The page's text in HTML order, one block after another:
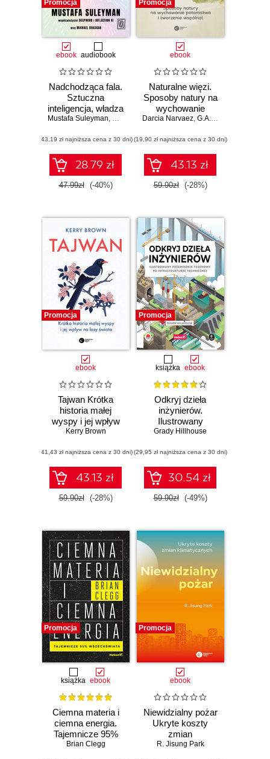
Promocja
ebook audiobook
Nadchodząca fala.
Sztuczna
inteligencja, władza
i najważniejszy
w XXI wieku
Mustafa Suleyman, Michael Bhaskar
(43,19 zł najniższa cena z 30 dni)
28.79 zł
47.99zł (-40%)
Promocja
ebook
Naturalne więzi.
Sposoby natury na
wychowanie
potomstwa i
Darcia Narvaez, G.A. Bradshaw
(19,90 zł najniższa cena z 30 dni)
43.13 zł
59.90zł (-28%)
Promocja
ebook
Tajwan Krótka
historia małej
wyspy i jej wpływ
na losy świata
Kerry Brown
(41,43 zł najniższa cena z 30 dni)
43.13 zł
59.90zł (-28%)
Promocja
książka ebook
Odkryj dzieła
inżynierów.
Ilustrowany
przewodnik
infrastrukturze
technicznej
Grady Hillhouse
(29,95 zł najniższa cena z 30 dni)
30.54 zł
59.90zł (-49%)
Promocja
książka ebook
Ciemna materia i
ciemna energia.
Tajemnicze 95%
wszechświata
Brian Clegg
Promocja
ebook
Niewidzialny pożar
Ukryte koszty
zmian
klimatycznych
R. Jisung Park